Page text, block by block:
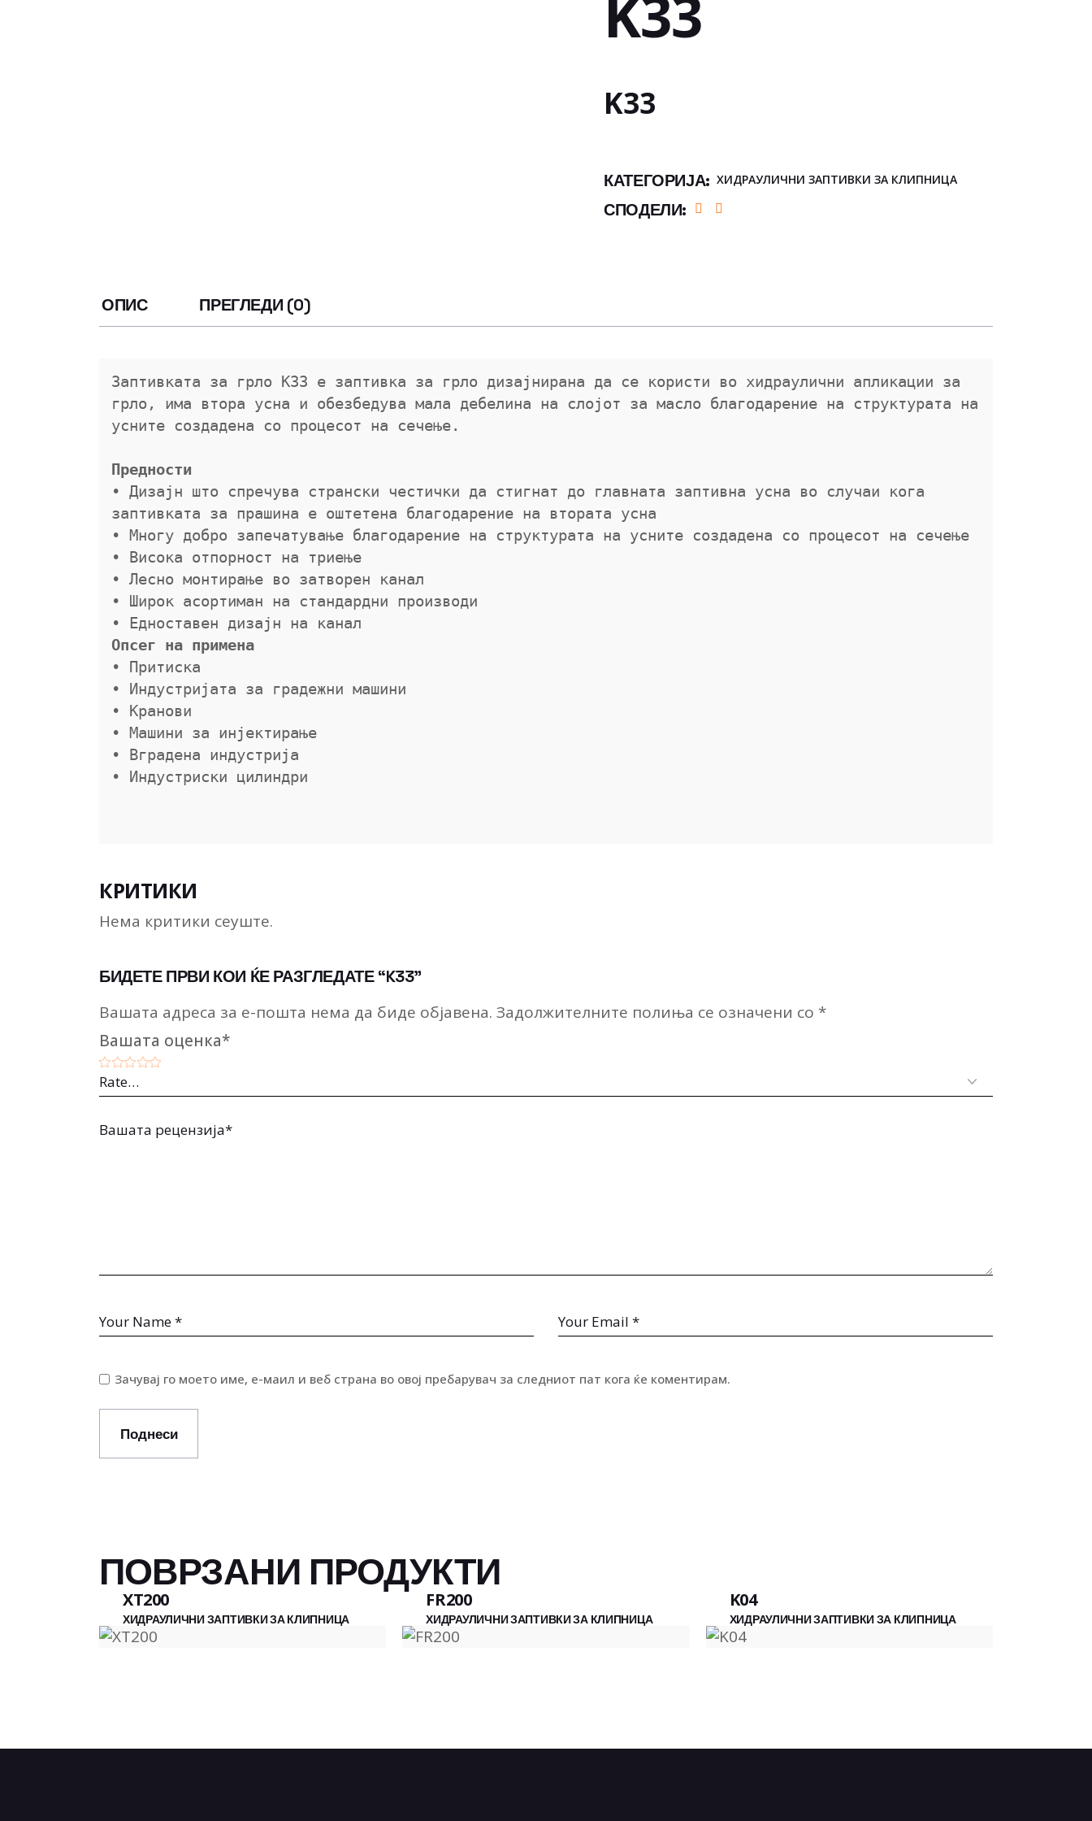
K33
КАТЕГОРИЈА: ХИДРАУЛИЧНИ ЗАПТИВКИ ЗА КЛИПНИЦА
СПОДЕЛИ:
ОПИС ПРЕГЛЕДИ (0)
Заптивката за грло K33 е заптивка за грло дизајнирана да се користи во хидраулични апликации за
грло, има втора усна и обезбедува мала дебелина на слојот за масло благодарение на структурата на
Предности
• Дизајн што спречува странски честички да стигнат до главната заптивна усна во случаи кога
заптивката за прашина е оштетена благодарение на втората усна
• Многу добро запечатување благодарение на структурата на усните создадена со процесот на сечење
• Висока отпорност на триење
• Лесно монтирање во затворен канал
• Широк асортиман на стандардни производи
Опсег на примена
• Притиска
• Индустријата за градежни машини
• Кранови
• Машини за инјектирање
• Вградена индустрија
КРИТИКИ
Нема критики сеуште.
БИДЕТЕ ПРВИ КОИ ЌЕ РАЗГЛЕДАТЕ “K33”
Вашата адреса за е-пошта нема да биде објавена. Задолжителните полиња се означени со *
Вашата оценка*
Зачувај го моето име, е-маил и веб страна во овој пребарувач за следниот пат кога ќе коментирам.
Поднеси
ПОВРЗАНИ ПРОДУКТИ
XT200
ХИДРАУЛИЧНИ ЗАПТИВКИ ЗА КЛИПНИЦА
FR200
ХИДРАУЛИЧНИ ЗАПТИВКИ ЗА КЛИПНИЦА
K04
ХИДРАУЛИЧНИ ЗАПТИВКИ ЗА КЛИПНИЦА